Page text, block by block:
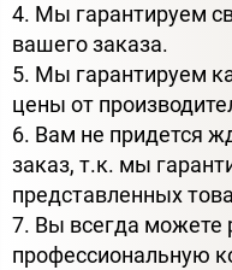
4. Мы гарантируем
вашего заказа.
5. Мы гарантируем
цены от
6. Вам не придется
заказ, т.к. мы
представленных
7. Вы всегда можете
профессиональную